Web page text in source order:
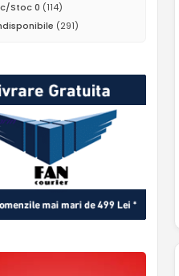
Stoc 0 (114)
(291)